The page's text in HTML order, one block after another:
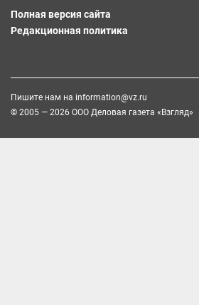
Полная версия сайта
Редакционная политика
Пишите нам на information@vz.ru
© 2005 — 2026 ООО Деловая газета «Взгляд»